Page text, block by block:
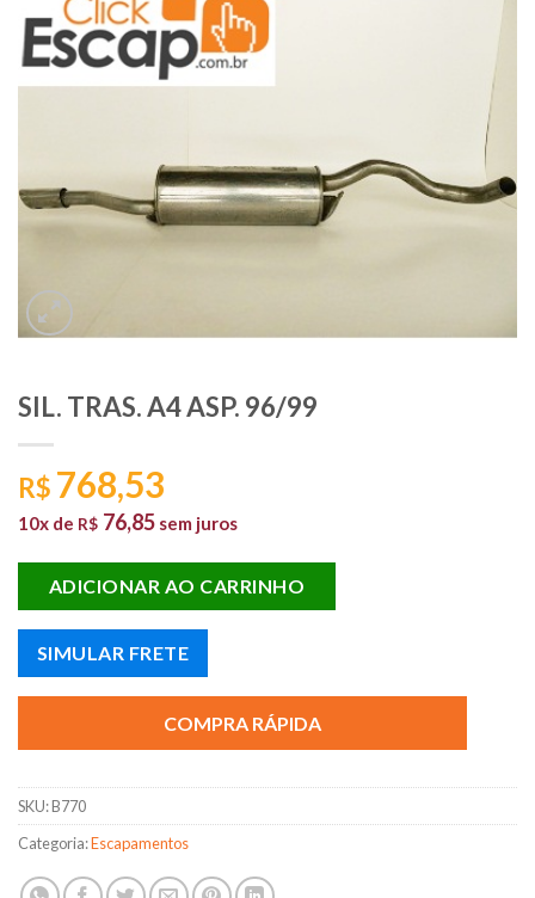
SIL. TRAS. A4 ASP. 96/99
R$ 768,53
10x de R$ 76,85 sem juros
ADICIONAR AO CARRINHO
SIMULAR FRETE
COMPRA RÁPIDA
SKU:B770
Categoria:Escapamentos